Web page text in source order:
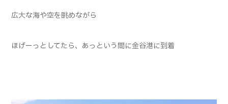
広大な海や空を眺めながら
ほげーっとしてたら、あっという間に金谷港に到着